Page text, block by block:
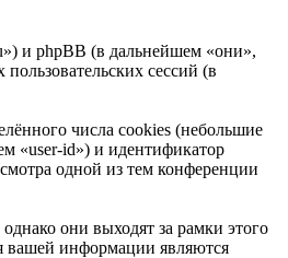
и phpBB (в дальнейшем «они»,
сессий (в
числа cookies (небольшие
«user-id») и идентификатор
одной из тем конференции
они выходят за рамки этого
вашей информации являются